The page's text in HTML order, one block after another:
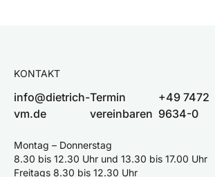
KONTAKT
info@dietrich-
vm.de
Termin
vereinbaren
+49 7472
9634-0
Montag – Donnerstag
8.30 bis 12.30 Uhr und 13.30 bis 17.00 Uhr
Freitags 8.30 bis 12.30 Uhr